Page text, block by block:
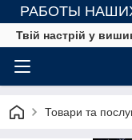
РАБОТЫ
Твій настрій у
Товари та